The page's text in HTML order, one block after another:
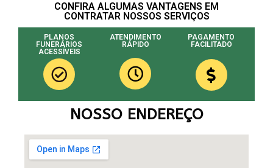
CONFIRA ALGUMAS VANTAGENS EM
CONTRATAR NOSSOS SERVIÇOS
PLANOS
FUNERÁRIOS
ACESSÍVEIS
ATENDIMENTO
RÁPIDO
PAGAMENTO
FACILITADO
NOSSO ENDEREÇO